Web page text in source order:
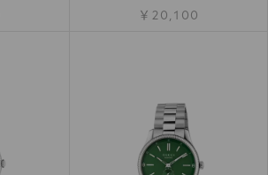
￥20,100